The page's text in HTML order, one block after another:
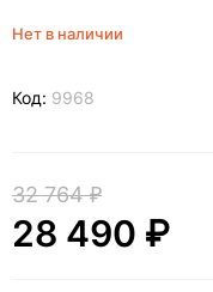
Нет в наличии
Код: 9968
32 764 ₽
28 490 ₽